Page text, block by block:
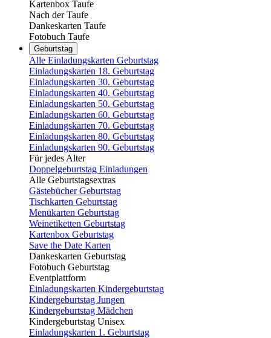
Kartenbox Taufe
Nach der Taufe
Dankeskarten Taufe
Fotobuch Taufe
Geburtstag
Alle Einladungskarten Geburtstag
Einladungskarten 18. Geburtstag
Einladungskarten 30. Geburtstag
Einladungskarten 40. Geburtstag
Einladungskarten 50. Geburtstag
Einladungskarten 60. Geburtstag
Einladungskarten 70. Geburtstag
Einladungskarten 80. Geburtstag
Einladungskarten 90. Geburtstag
Für jedes Alter
Doppelgeburtstag Einladungen
Alle Geburtstagsextras
Gästebücher Geburtstag
Tischkarten Geburtstag
Menükarten Geburtstag
Weinetiketten Geburtstag
Kartenbox Geburtstag
Save the Date Karten
Dankeskarten Geburtstag
Fotobuch Geburtstag
Eventplattform
Einladungskarten Kindergeburtstag
Kindergeburtstag Jungen
Kindergeburtstag Mädchen
Kindergeburtstag Unisex
Einladungskarten 1. Geburtstag